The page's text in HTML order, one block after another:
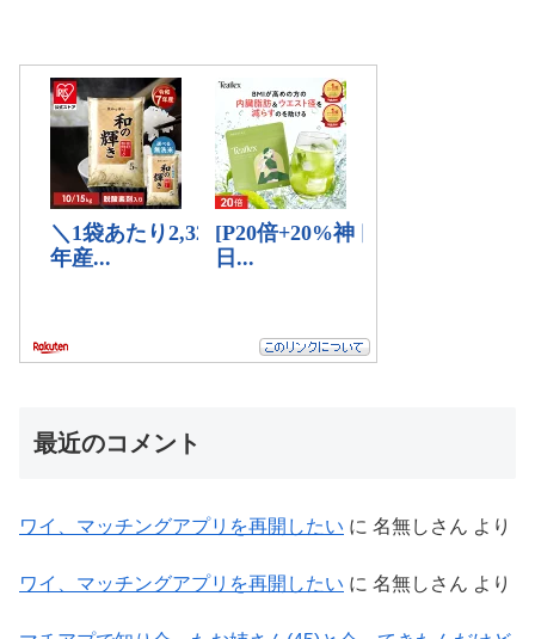
最近のコメント
ワイ、マッチングアプリを再開したい に 名無しさん より
ワイ、マッチングアプリを再開したい に 名無しさん より